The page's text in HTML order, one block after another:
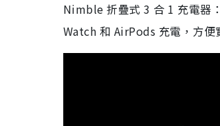
Nimble 折疊式 3 合 1 充電器
Watch 和 AirPods 充電，方便